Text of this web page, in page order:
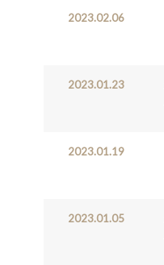
2023.02.06
2023.01.23
2023.01.19
2023.01.05